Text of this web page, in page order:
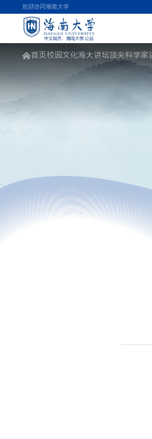
欢迎访问海南大学
首页校园文化海大讲坛顶尖科学家